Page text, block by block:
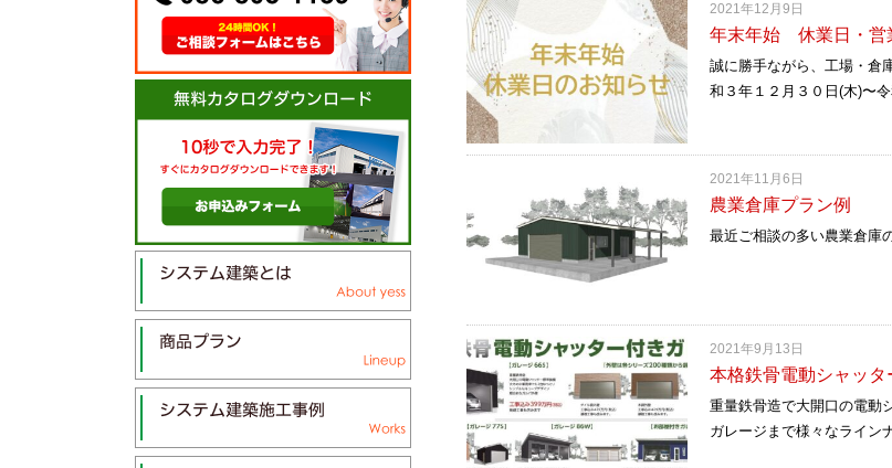
2021年12月9日
年末年始 休業日・営
誠に勝手ながら、工場・倉
和３年１２月３０日(木)〜
2021年11月6日
農業倉庫プラン例
最近ご相談の多い農業倉庫
2021年9月13日
本格鉄骨電動シャッタ
重量鉄骨造で大開口の電動
ガレージまで様々なライン